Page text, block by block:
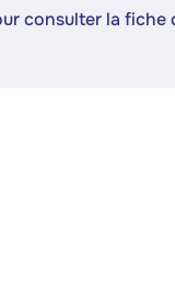
consulter la